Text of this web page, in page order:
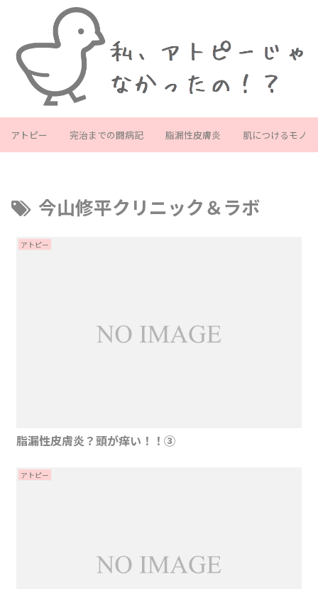
アトピー 完治までの闘病記 脂漏性皮膚炎 肌につけるモノ
今山修平クリニック＆ラボ
アトピー
脂漏性皮膚炎？頭が痒い！！③
アトピー